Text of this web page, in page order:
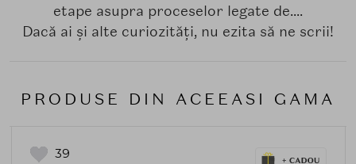
etape asupra proceselor legate de....
Dacă ai și alte curiozități, nu ezita să ne scrii!
PRODUSE DIN ACEEASI GAMA
39